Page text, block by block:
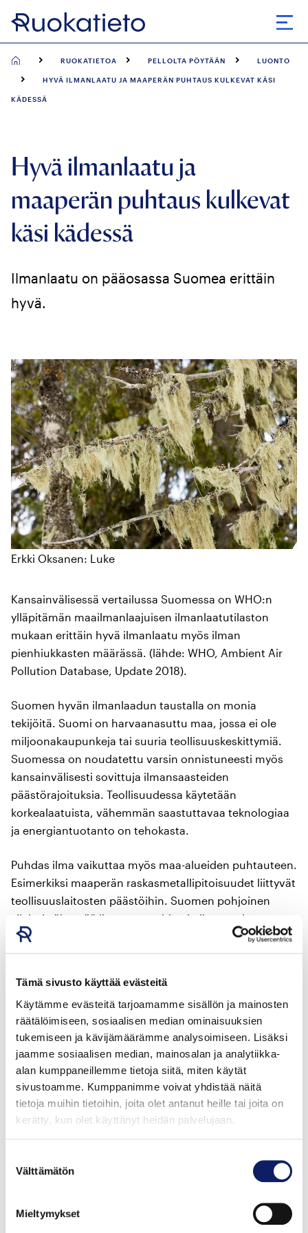
Tämä sivusto käyttää evästeitä
Käytämme evästeitä tarjoamamme sisällön ja mainosten
räätälöimiseen, sosiaalisen median ominaisuuksien
tukemiseen ja kävijämäärämme analysoimiseen. Lisäksi
jaamme sosiaalisen median, mainosalan ja analytiikka-
alan kumppaneillemme tietoja siitä, miten käytät
sivustoamme. Kumppanimme voivat yhdistää näitä
tietoja muihin tietoihin, joita olet antanut heille tai joita on
kerätty, kun olet käyttänyt heidän palvelujaan.
valinta
Välttämätön
Mieltymykset
Siirry
suoraan
RUOKATIETOA PELLOLTA PÖYTÄÄN LUONTO
HYVÄ ILMANLAATU JA MAAPERÄN PUHTAUS KULKEVAT KÄSI
KÄDESSÄ
Hyvä ilmanlaatu ja
maaperän puhtaus kulkevat
käsi kädessä
Ilmanlaatu on pääosassa Suomea erittäin
hyvä.
Erkki Oksanen: Luke
Kansainvälisessä vertailussa Suomessa on WHO:n
ylläpitämän maailmanlaajuisen ilmanlaatutilaston
mukaan erittäin hyvä ilmanlaatu myös ilman
pienhiukkasten määrässä. (lähde: WHO, Ambient Air
Pollution Database, Update 2018).
Suomen hyvän ilmanlaadun taustalla on monia
tekijöitä. Suomi on harvaanasuttu maa, jossa ei ole
miljoonakaupunkeja tai suuria teollisuuskeskittymiä.
Suomessa on noudatettu varsin onnistuneesti myös
kansainvälisesti sovittuja ilmansaasteiden
päästörajoituksia. Teollisuudessa käytetään
korkealaatuista, vähemmän saastuttavaa teknologiaa
ja energiantuotanto on tehokasta.
Puhdas ilma vaikuttaa myös maa-alueiden puhtauteen.
Esimerkiksi maaperän raskasmetallipitoisuudet liittyvät
teollisuuslaitosten päästöihin. Suomen pohjoinen
sijainti vähentää ilmansaasteiden kulkeutumista
tiheästi asutusta ja teollistuneemmasta Euroopasta.
metsien laaja luomukeruuala. Suomessa on maailman
suurin sertifioitu luomukeruuala, 11,6 miljoonaa
hehtaaria. Se on 30 prosenttia maailman kaikesta
luomukeruualasta. Valtaosa luomukeruualasta sijaitsee
Lapin, Pohjois-Pohjanmaan ja Kainuun maakunnissa,
mutta Suomen luomukeruuala olisi mahdollista
kasvattaa vielä yli kaksinkertaiseksi, sillä Suomen
metsistä yli 90 prosenttia soveltuisi
Maaperämme on puhdasta muttei kovin viljavaa
Suomen maaperä on kansainvälisesti verrattuna